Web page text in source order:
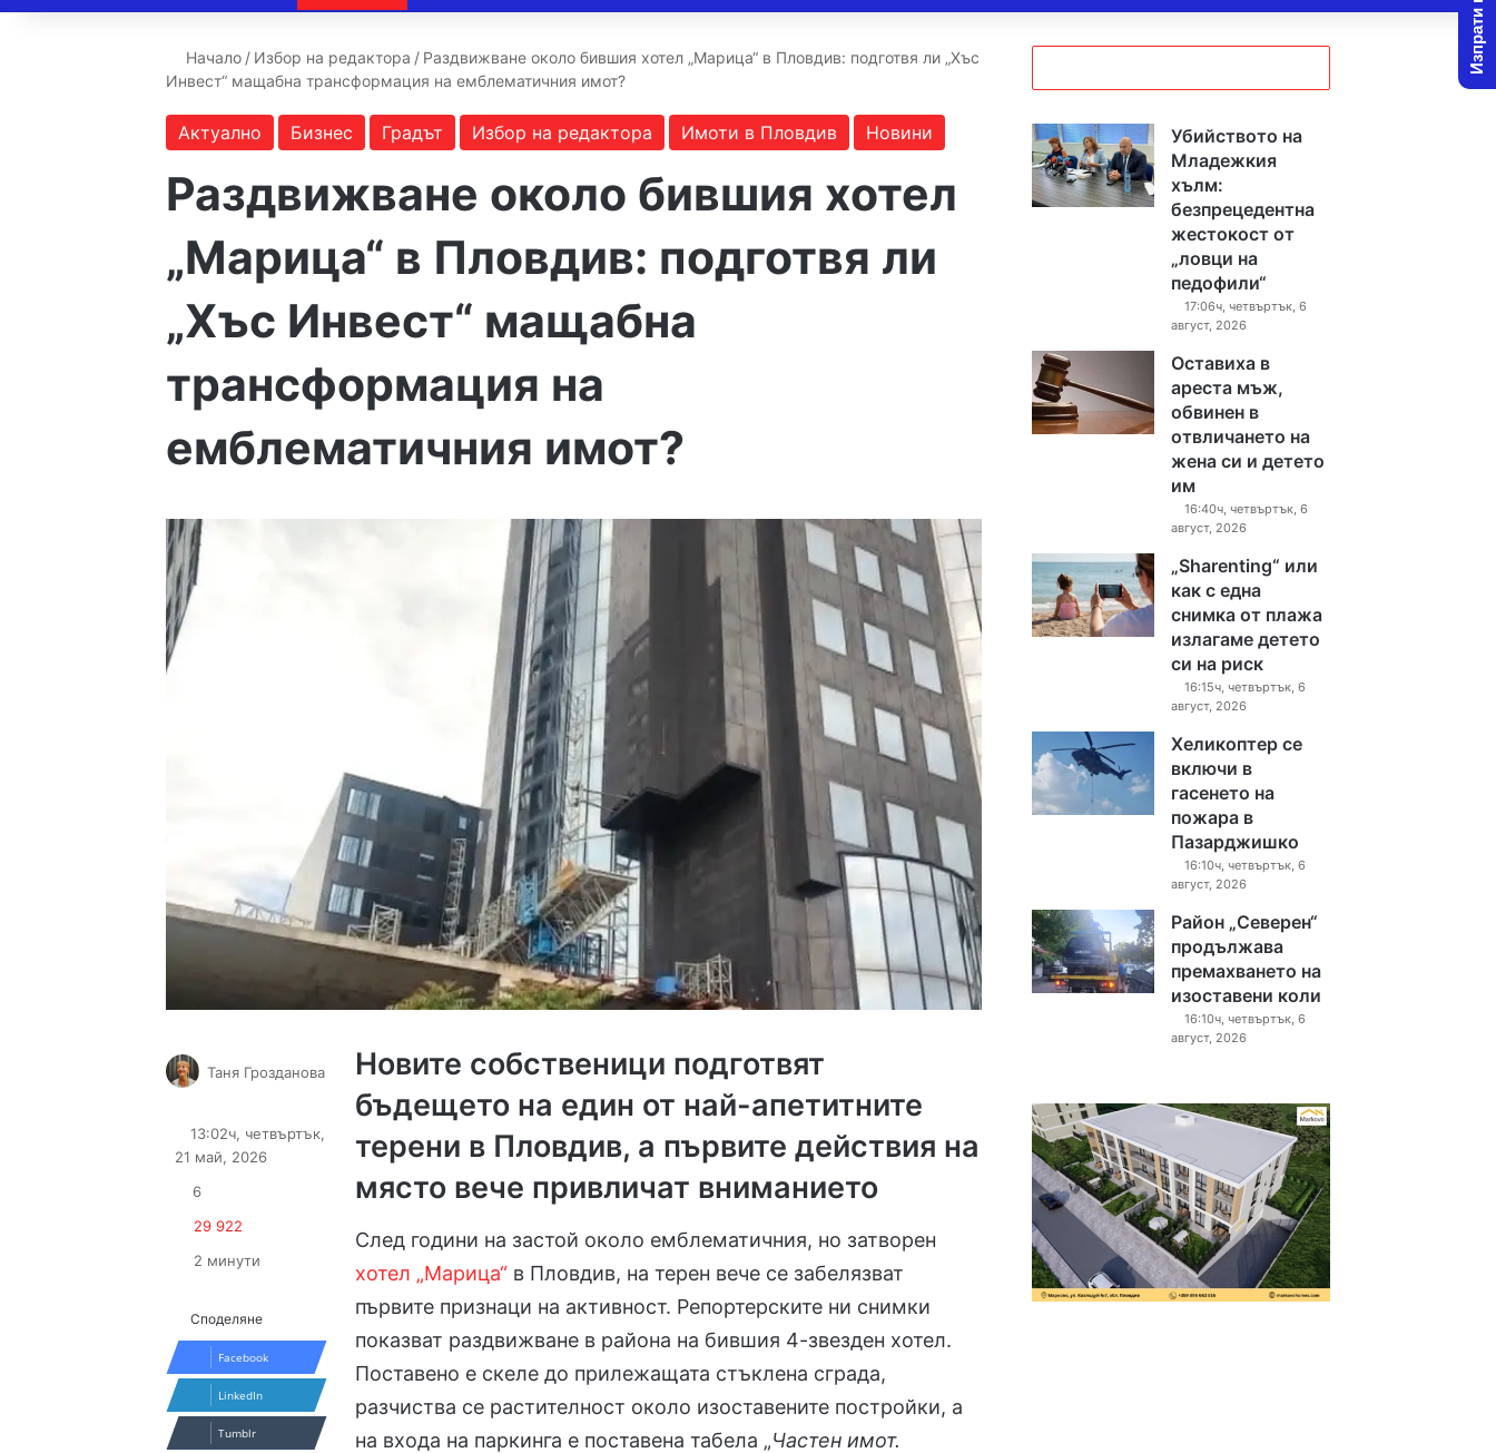
Начало / Избор на редактора / Раздвижване около бившия хотел „Марица“ в Пловдив: подготвя ли „Хъс
Инвест“ мащабна трансформация на емблематичния имот?
Актуално Бизнес Градът Избор на редактора Имоти в Пловдив Новини
Раздвижване около бившия хотел
„Марица“ в Пловдив: подготвя ли
„Хъс Инвест“ мащабна
трансформация на
емблематичния имот?
Новите собственици подготвят
бъдещето на един от най-апетитните
терени в Пловдив, а първите действия на
място вече привличат вниманието
След години на застой около емблематичния, но затворен
хотел „Марица“ в Пловдив, на терен вече се забелязват
първите признаци на активност. Репортерските ни снимки
показват раздвижване в района на бившия 4-звезден хотел.
Поставено е скеле до прилежащата стъклена сграда,
разчиства се растителност около изоставените постройки, а
на входа на паркинга е поставена табела „Частен имот.
Таня Грозданова
email
13:02ч, четвъртък,
21 май, 2026
6
29 922
2 минути
Споделяне
Facebook
LinkedIn
Tumblr
Убийството на
Младежкия
хълм:
безпрецедентна
жестокост от
„ловци на
педофили“
17:06ч, четвъртък, 6
август, 2026
Оставиха в
ареста мъж,
обвинен в
отвличането на
жена си и детето
им
16:40ч, четвъртък, 6
август, 2026
„Sharenting“ или
как с една
снимка от плажа
излагаме детето
си на риск
16:15ч, четвъртък, 6
август, 2026
Хеликоптер се
включи в
гасенето на
пожара в
Пазарджишко
16:10ч, четвъртък, 6
август, 2026
Район „Северен“
продължава
премахването на
изоставени коли
16:10ч, четвъртък, 6
август, 2026